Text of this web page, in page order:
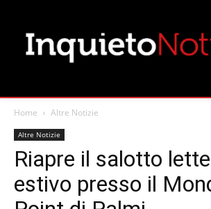
Home Altre Notizie
Altre Notizie
Riapre il salotto
estivo presso il